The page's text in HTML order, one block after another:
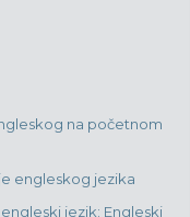
na početnom
engleskog jezika
jezik: Engleski